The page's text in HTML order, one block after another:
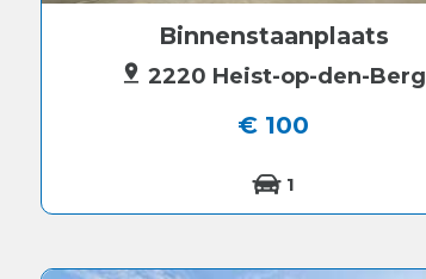
Binnenstaanplaats
2220 Heist-op-den-Berg
€ 100
1